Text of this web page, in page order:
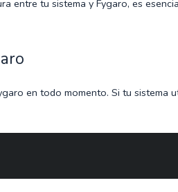
entre tu sistema y Fygaro, es
en todo momento. Si tu